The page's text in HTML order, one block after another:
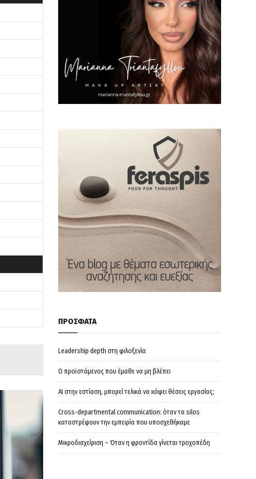
ΠΡΟΣΦΑΤΑ
Leadership depth στη φιλοξενία
Ο προϊστάμενος που έμαθε να μη βλέπει
AI στην εστίαση, μπορεί τελικά να κόψει θέσεις εργασίας;
Cross-departmental communication: όταν τα silos
καταστρέφουν την εμπειρία που υποσχεθήκαμε
Μικροδιαχείριση – Όταν η φροντίδα γίνεται τροχοπέδη